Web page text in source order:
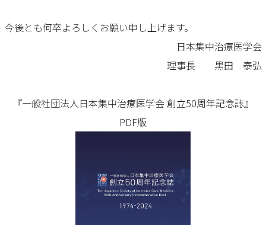
今後とも何卒よろしくお願い申し上げます。
日本集中治療医学会
理事長 黒田 泰弘
『一般社団法人日本集中治療医学会 創立50周年記念誌』
PDF版